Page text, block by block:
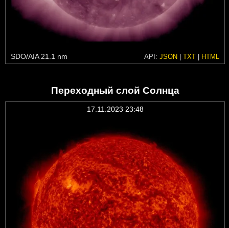
SDO/AIA 21.1 nm API: JSON | TXT | HTML
Переходный слой Солнца
17.11.2023 23:48